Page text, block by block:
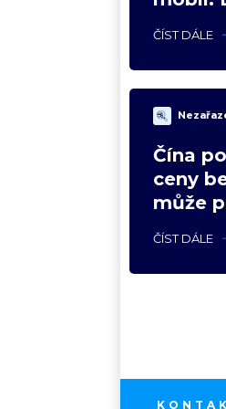
od
ČÍST DÁLE
Čína
ceny
může
ČÍST DÁLE